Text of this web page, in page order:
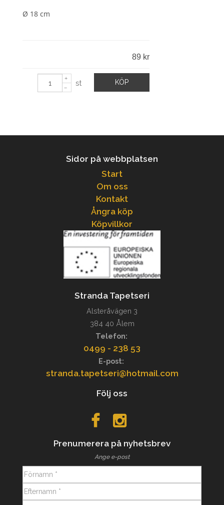
Ø 18 cm
89 kr
KÖP
st
Sidor på webbplatsen
Start
Om oss
Kontakt
Ångra köp
Köpvillkor
Stranda Tapetseri
Alsteråvägen 3
384 40 Ålem
Telefon:
0499 - 238 53
E-post:
stranda.tapetseri@hotmail.com
Följ oss
Prenumerera på nyhetsbrev
Ange e-post